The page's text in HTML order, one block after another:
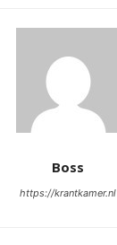
Boss
https://krantkamer.nl